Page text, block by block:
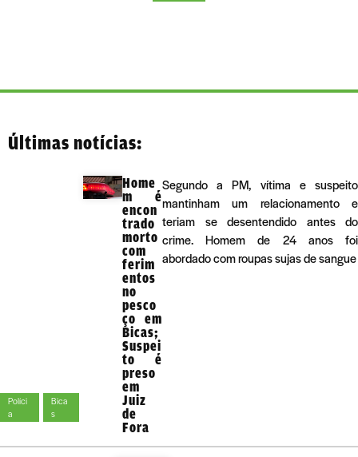
Últimas notícias:
Políci
a
Bica
s
Home
m é
encon
trado
morto
com
ferim
entos
no
pesco
ço em
Bicas;
Suspei
to é
preso
em
Juiz
de
Fora
Segundo a PM, vítima e suspeito
mantinham um relacionamento e
teriam se desentendido antes do
crime. Homem de 24 anos foi
abordado com roupas sujas de sangue